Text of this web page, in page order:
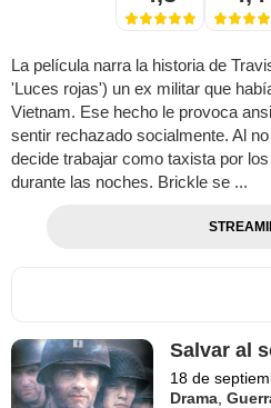
La película narra la historia de
'Luces rojas') un ex militar que
Vietnam. Ese hecho le provoca
sentir rechazado socialmente. Al
decide trabajar como taxista por
durante las noches. Brickle se ...
Salvar al
18 de
Drama ,